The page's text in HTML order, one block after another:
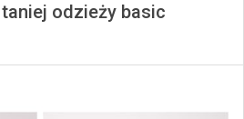
odzieży basic